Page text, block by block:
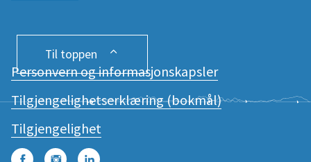
Personvern og informasjonskapsler
Tilgjengelighetserklæring (bokmål)
Tilgjengelighet
FacebookInstagramLinkedIn
Til toppen